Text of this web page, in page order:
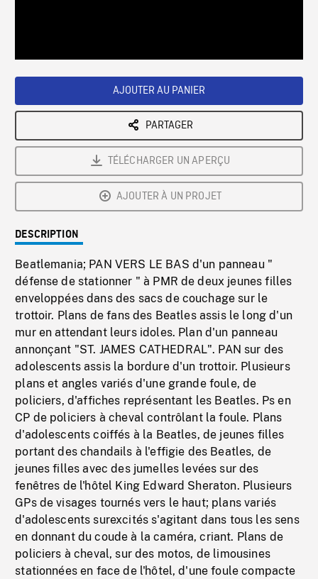
AJOUTER AU PANIER
PARTAGER
TÉLÉCHARGER UN APERÇU
AJOUTER À UN PROJET
DESCRIPTION
Beatlemania; PAN VERS LE BAS d'un panneau "
défense de stationner " à PMR de deux jeunes filles
enveloppées dans des sacs de couchage sur le
trottoir. Plans de fans des Beatles assis le long d'un
mur en attendant leurs idoles. Plan d'un panneau
annonçant "ST. JAMES CATHEDRAL". PAN sur des
adolescents assis la bordure d'un trottoir. Plusieurs
plans et angles variés d'une grande foule, de
policiers, d'affiches représentant les Beatles. Ps en
CP de policiers à cheval contrôlant la foule. Plans
d'adolescents coiffés à la Beatles, de jeunes filles
portant des chandails à l'effigie des Beatles, de
jeunes filles avec des jumelles levées sur des
fenêtres de l'hôtel King Edward Sheraton. Plusieurs
GPs de visages tournés vers le haut; plans variés
d'adolescents surexcités s'agitant dans tous les sens
en donnant du coude à la caméra, criant. Plans de
policiers à cheval, sur des motos, de limousines
stationnées en face de l'hôtel, d'une foule compacte